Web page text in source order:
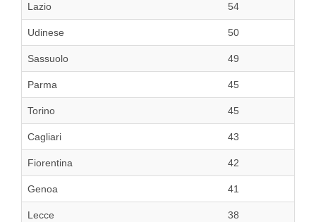
Lazio 54
Udinese 50
Sassuolo 49
Parma 45
Torino 45
Cagliari 43
Fiorentina 42
Genoa 41
Lecce 38